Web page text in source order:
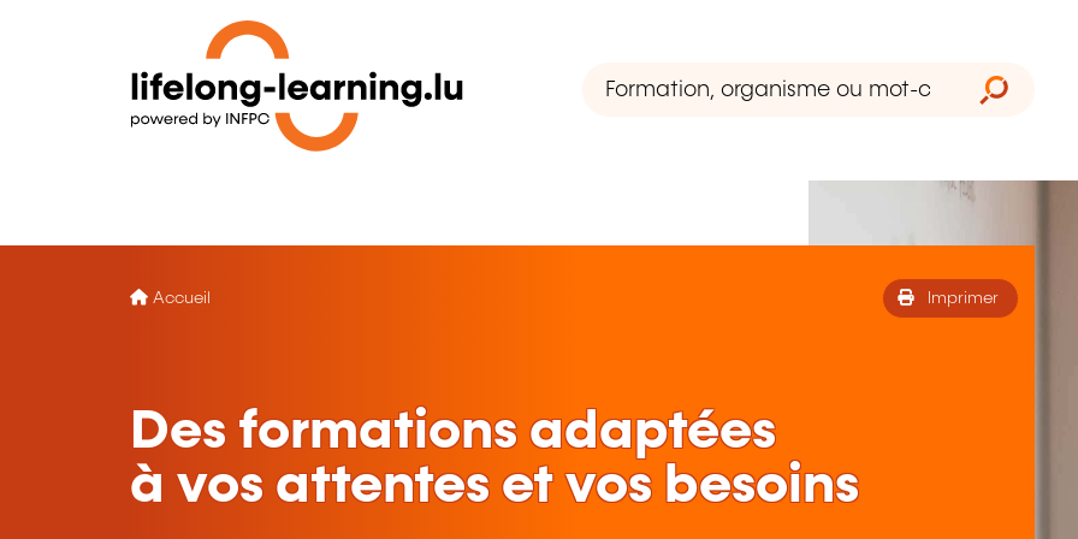
Accueil Imprimer
Des formations adaptées
à vos attentes et vos besoins